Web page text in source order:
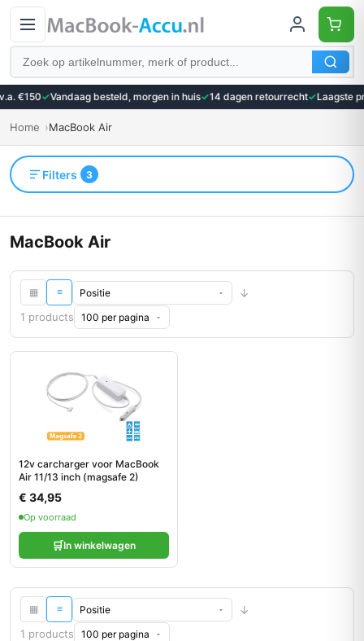
€150✓Vandaag besteld, morgen in huis✓14 dagen retourrecht✓Laagste
Home MacBook Air
Filters 3
MacBook Air
▦ ≡ ↓
1 products
12v carcharger voor MacBook
Air 11/13 inch (magsafe 2)
€ 34,95
Op voorraad
🛒In winkelwagen
▦ ≡ ↓
1 products